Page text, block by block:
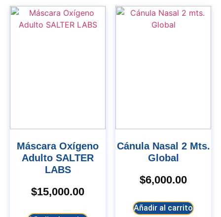
Máscara Oxígeno
Adulto SALTER
LABS
$15,000.00
Cánula Nasal 2 Mts.
Global
$6,000.00
Añadir al carrito